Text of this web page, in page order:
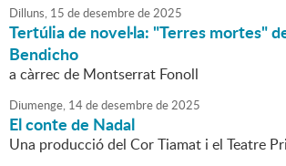
Dilluns, 15 dedesembrede2025
Tertúlia de novel·la: "Terres mortes"
Bendicho
a càrrec de Montserrat Fonoll
Diumenge, 14dedesembrede2025
El conte de Nadal
Una producció del Cor Tiamat i el Teatre